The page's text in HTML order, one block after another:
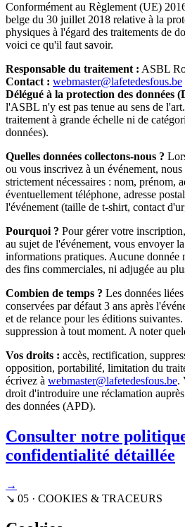
Conformément au Règlement (UE)
belge du 30 juillet 2018 relative à la
physiques à l'égard des traitements de
voici ce qu'il faut savoir.
Responsable du traitement : ASBL
Contact : webmaster@lafetedesfous.be
Délégué à la protection des données
l'ASBL n'y est pas tenue au sens de
traitement à grande échelle ni de
données).
Quelles données collectons-nous ?
ou vous inscrivez à un événement,
strictement nécessaires : nom, prénom,
éventuellement téléphone, adresse
l'événement (taille de t-shirt, contact
Pourquoi ? Pour gérer votre
au sujet de l'événement, vous envoyer
informations pratiques. Aucune donnée
des fins commerciales, ni adjugée au
Combien de temps ? Les données
conservées par défaut 3 ans après
et de relance pour les éditions
suppression à tout moment. A noter
Vos droits : accès, rectification,
opposition, portabilité, limitation du
écrivez à webmaster@lafetedesfous.be.
droit d'introduire une réclamation
des données (APD).
Consulter notre
confidentialité détaillée
→
↘ 05 · COOKIES & TRACEURS